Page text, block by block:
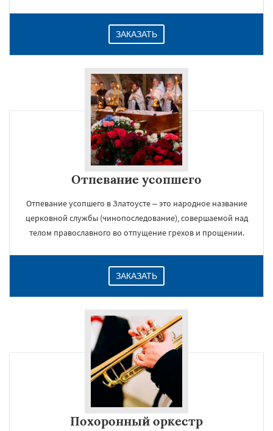
ЗАКАЗАТЬ
Отпевание усопшего
Отпевание усопшего в Златоусте – это народное название
церковной службы (чинопоследование), совершаемой над
телом православного во отпущение грехов и прощении.
ЗАКАЗАТЬ
Похоронный оркестр